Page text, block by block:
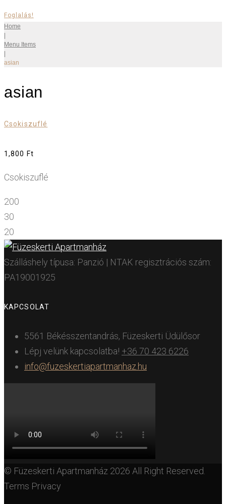
Foglalás!
Home
Menu Items
asian
asian
Csokiszuflé
1,800 Ft
Csokiszuflé
200
30
20
Szálláshely típusa: Panzió | NTAK regisztrációs szám:
PA19001925
KAPCSOLAT
5561 Békésszentandrás, Füzeskerti Üdülősor
Lépj velünk kapcsolatba! +36 70 423 6226
info@fuzeskertiapartmanhaz.hu
© Füzeskerti Apartmanház 2026 All Right Reserved.
Terms Privacy